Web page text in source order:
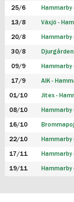
25/6 Hammarby
13/8 Växjö -
20/8 Hammarby
30/8
09/9 Hammarby
17/9 AIK -
01/10 Jitex -
08/10 Hammarby
16/10
22/10 Hammarby
17/11 Hammarby
19/11 Hammarby